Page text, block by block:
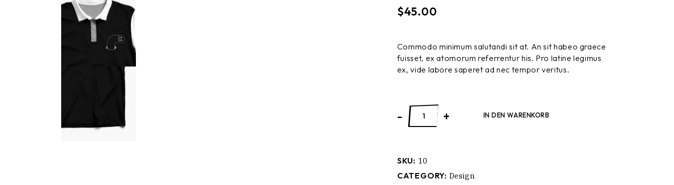
$45.00
Commodo minimum salutandi sit at. An sit habeo graece
fuisset, ex atomorum referrentur his. Pro latine legimus
ex, vide labore saperet ad nec tempor veritus.
- + IN DEN WARENKORB
SKU: 10
CATEGORY: Design